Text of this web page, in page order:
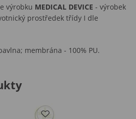
výrobku MEDICAL DEVICE - výrobek
prostředek třídy I dle
membrána - 100% PU.